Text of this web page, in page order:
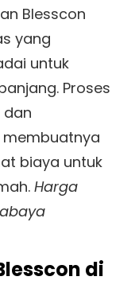
Blesscon
yang
untuk
Proses
biaya untuk
Harga
di